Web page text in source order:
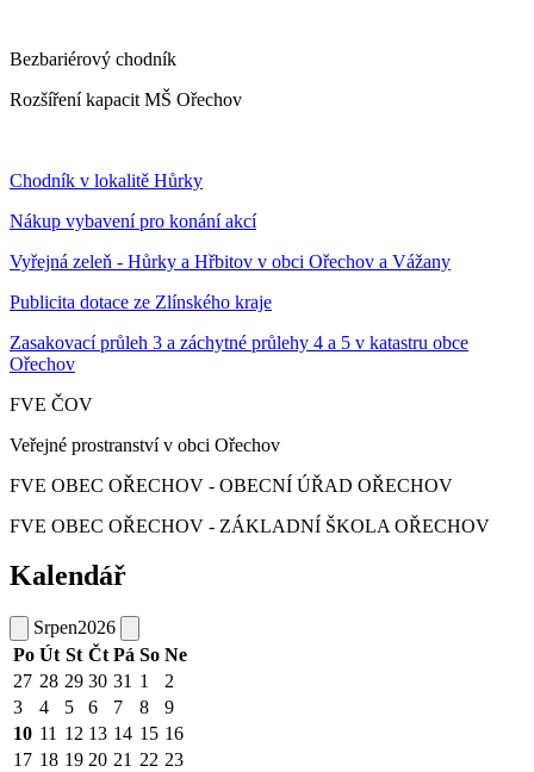
Bezbariérový chodník
Rozšíření kapacit MŠ Ořechov
Chodník v lokalitě Hůrky
Nákup vybavení pro konání akcí
Vyřejná zeleň - Hůrky a Hřbitov v obci Ořechov a Vážany
Publicita dotace ze Zlínského kraje
Zasakovací průleh 3 a záchytné průlehy 4 a 5 v katastru obce
Ořechov
FVE ČOV
Veřejné prostranství v obci Ořechov
FVE OBEC OŘECHOV - OBECNÍ ÚŘAD OŘECHOV
FVE OBEC OŘECHOV - ZÁKLADNÍ ŠKOLA OŘECHOV
Kalendář
Srpen2026
Po Út St Čt Pá So Ne
27 28 29 30 31 1
2
3
4 5 6 7 8
9
10 11 12 13 14 15 16
17 18 19 20 21 22 23